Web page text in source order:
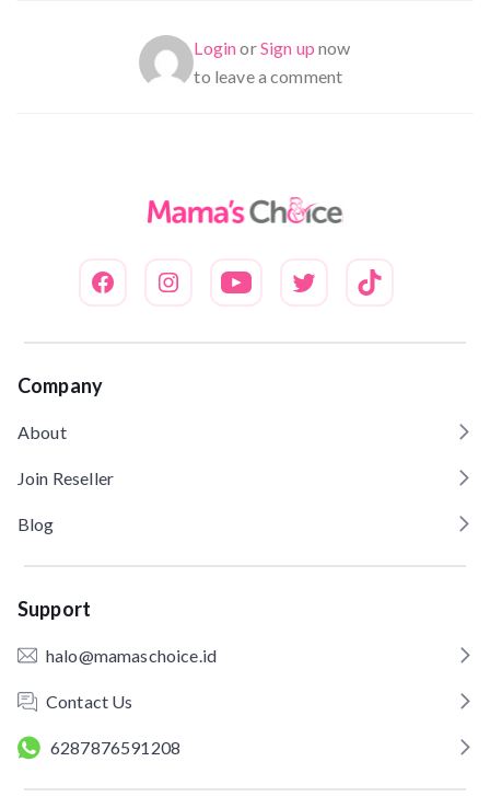
LoginorSign up now
to leave a comment
Company
About
Join Reseller
Blog
Support
halo@mamaschoice.id
Contact Us
6287876591208